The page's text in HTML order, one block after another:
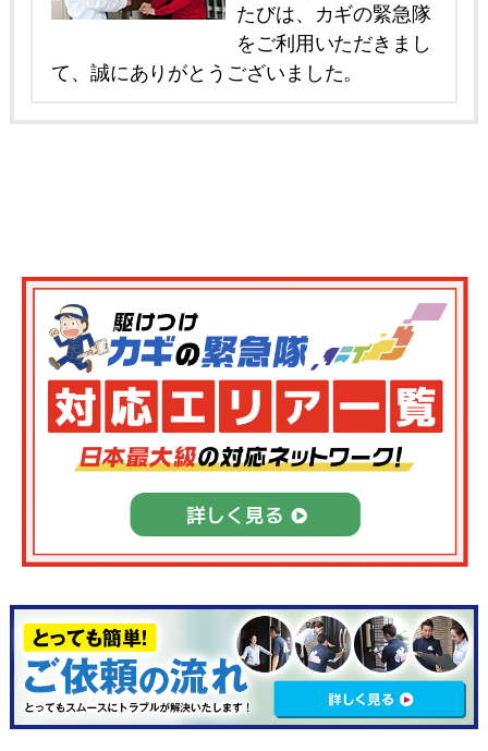
たびは、カギの緊急隊
をご利用いただきまし
て、誠にありがとうございました。